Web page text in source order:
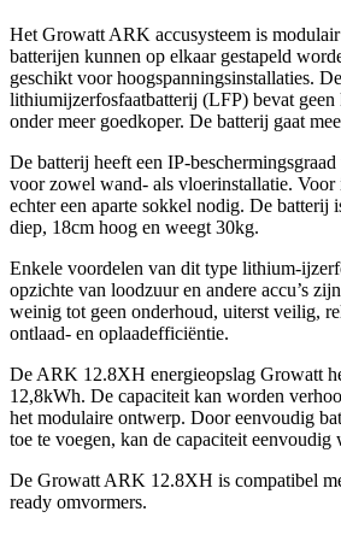
Het Growatt ARK accusysteem is
batterijen kunnen op elkaar gestapeld
geschikt voor hoogspanningsinstallaties. De
lithiumijzerfosfaatbatterij (LFP) bevat geen
onder meer goedkoper. De batterij gaat
De batterij heeft een IP-
voor zowel wand- als vloerinstallatie. Voor
echter een aparte sokkel nodig. De batterij
diep, 18cm hoog en weegt 30kg.
Enkele voordelen van dit type lithium-
opzichte van loodzuur en andere accu’s
weinig tot geen onderhoud, uiterst veilig,
ontlaad- en oplaadefficiëntie.
De ARK 12.8XH energieopslag Growatt
12,8kWh. De capaciteit kan worden
het modulaire ontwerp. Door eenvoudig
toe te voegen, kan de capaciteit eenvoudig
De Growatt ARK 12.8XH is compatibel
ready omvormers.